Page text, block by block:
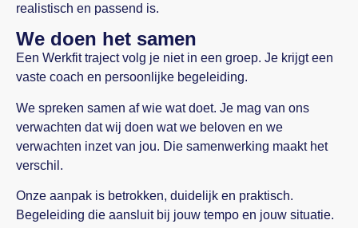
realistisch en passend is.
We doen het samen
Een Werkfit traject volg je niet in een groep. Je krijgt een
vaste coach en persoonlijke begeleiding.
We spreken samen af wie wat doet. Je mag van ons
verwachten dat wij doen wat we beloven en we
verwachten inzet van jou. Die samenwerking maakt het
verschil.
Onze aanpak is betrokken, duidelijk en praktisch.
Begeleiding die aansluit bij jouw tempo en jouw situatie.